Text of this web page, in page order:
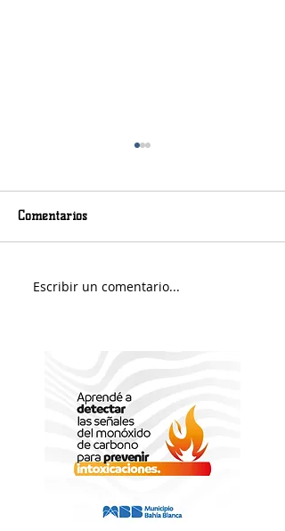
Lunes con bajas
Comentarios
Escribir un comentario...